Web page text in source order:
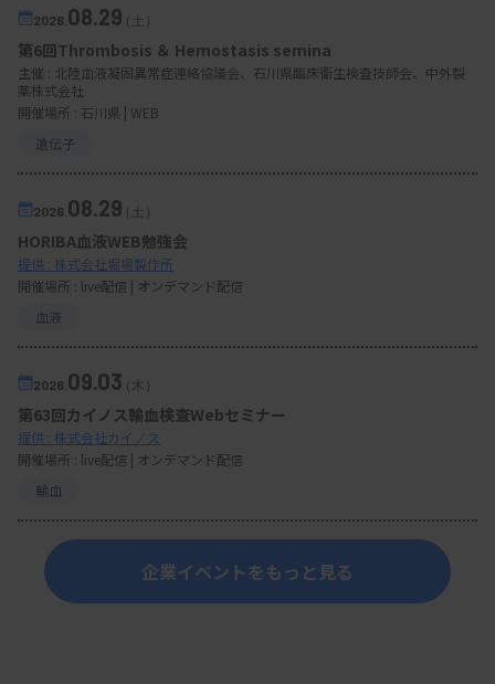
2026. 08.29 （土）
第6回Thrombosis ＆ Hemostasis semina
主催 : 北陸血液凝固異常症連絡協議会、石川県臨床衛生検査技師会、中外製
薬株式会社
開催場所 : 石川県 | WEB
遺伝子
2026. 08.29 （土）
HORIBA血液WEB勉強会
提供 : 株式会社堀場製作所
開催場所 : live配信 | オンデマンド配信
血液
2026. 09.03（木）
第63回カイノス輸血検査Webセミナー
提供 : 株式会社カイノス
開催場所 : live配信 | オンデマンド配信
輸血
企業イベントをもっと見る